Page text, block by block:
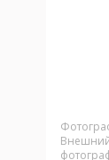
Внешний